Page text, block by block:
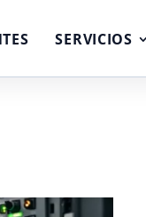
SERVICIOS